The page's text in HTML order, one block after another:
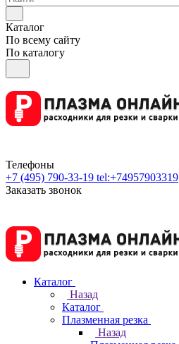
Каталог
По всему сайту
По каталогу
Телефоны
+7 (495) 790-33-19 tel:+74957903319
Заказать звонок
Каталог
Назад
Каталог
Плазменная резка
Назад